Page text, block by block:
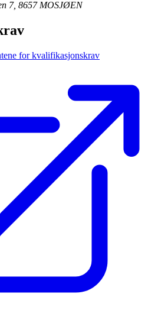
7, 8657 MOSJØEN
for kvalifikasjonskrav